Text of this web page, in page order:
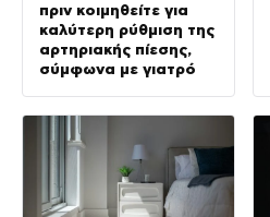
πριν κοιμηθείτε για
καλύτερη ρύθμιση της
αρτηριακής πίεσης,
σύμφωνα με γιατρό